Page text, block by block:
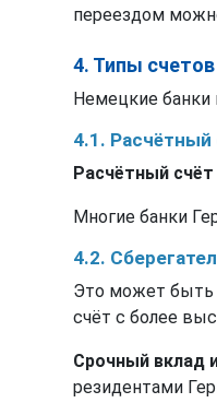
переездом
4. Типы
Немецкие банки
4.1. Расчётный
Расчётный
Многие банки
4.2.
Это может быть
счёт с более
Срочный вклад
резидентами